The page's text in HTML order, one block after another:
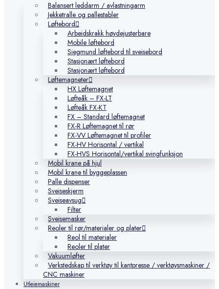
Balansert leddarm / avlastningarm
Jekketralle og pallestabler
Løftebord
Arbeidskrakk høydejusterbare
Mobile løftebord
Siegmund løftebord til sveisebord
Stasjonært løftebord
Stasjonært løftebord
Løftemagneter
HX Løftemagnet
Løfteåk – FX-LT
Løfteåk FX-KT
FX – Standard løftemagnet
FX-R Løftemagnet til rør
FX-VV Løftemagnet til profiler
FX-HV Horisontal / vertikal
FX-HVS Horisontal/vertikal svingfunksjon
Mobil krane på hjul
Mobil krane til byggeplassen
Palle dispenser
Sveiseskjerm
Sveiseavsug
Filter
Sveisemasker
Reoler til rør/materialer og plater
Reol til materialer
Reoler til plater
Vakuumløfter
Verkstedskap til verktøy til kantpresse / verktøysmaskiner /
CNC maskiner
Utleiemaskiner